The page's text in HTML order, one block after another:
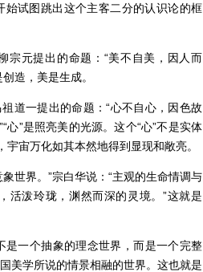
试图跳出这个主客二分的认识论的框
宗元提出的命题：“美不自美，因人而
造，美是生成。
道一提出的命题：“心不自心，因色故
心”是照亮美的光源。这个“心”不是实体
宙万化如其本然地得到显现和敞亮。
世界。”宗白华说：“主观的生命情调与
活泼玲珑，渊然而深的灵境。”这就是
一个抽象的理念世界，而是一个完整
美学所说的情景相融的世界。这也就是